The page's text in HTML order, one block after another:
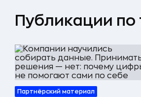
Публикации по
Партнёрский материал